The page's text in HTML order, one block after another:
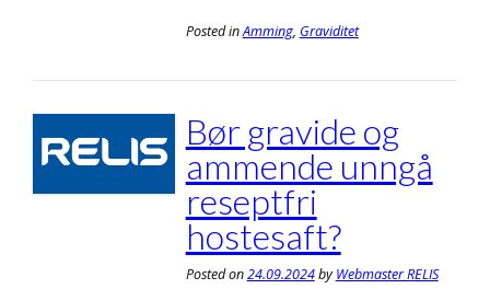
Posted inAmming, Graviditet
Bør gravide og
ammende unngå
reseptfri
hostesaft?
Posted on24.09.2024byWebmaster RELIS